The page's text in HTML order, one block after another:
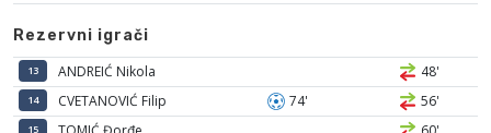
Rezervni igrači
13 ANDREIĆ Nikola 48'
14 CVETANOVIĆ Filip 74' 56'
15